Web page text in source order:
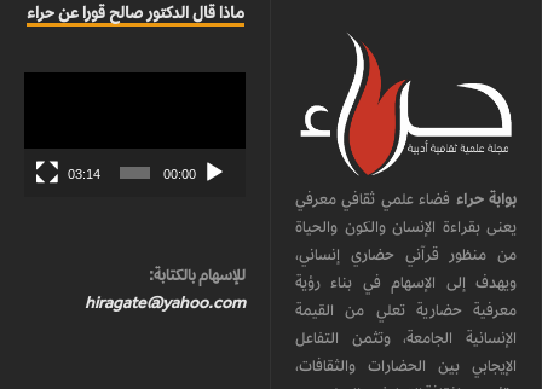
بوابة حراء فضاء علمي ثقافي معرفي
يعنى بقراءة الإنسان والكون والحياة
من منظور قرآني حضاري إنساني،
ويهدف إلى الإسهام في بناء رؤية
معرفية حضارية تعلي من القيمة
الإنسانية الجامعة، وتثمن التفاعل
الإيجابي بين الحضارات والثقافات،
ماذا قال الدكتور صالح قورا عن حراء
00:00
03:14
للإسهام بالكتابة:
hiragate@yahoo.com